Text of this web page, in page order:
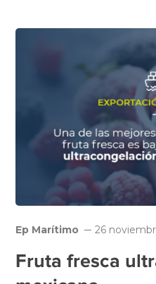
Ep Marítimo 26
Fruta fresca